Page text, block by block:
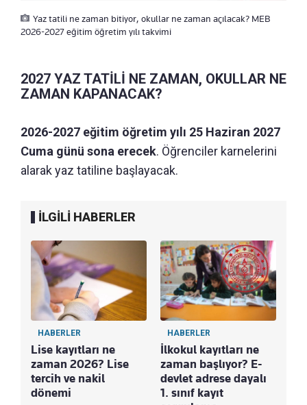
Yaz tatili ne zaman bitiyor, okullar ne zaman açılacak? MEB
2026-2027 eğitim öğretim yılı takvimi
2027 YAZ TATİLİ NE ZAMAN, OKULLAR NE
ZAMAN KAPANACAK?
2026-2027 eğitim öğretim yılı 25 Haziran 2027
Cuma günü sona erecek. Öğrenciler karnelerini
alarak yaz tatiline başlayacak.
İLGİLİ HABERLER
HABERLER
Lise kayıtları ne
zaman 2026? Lise
tercih ve nakil
dönemi
HABERLER
İlkokul kayıtları ne
zaman başlıyor? E-
devlet adrese dayalı
1. sınıf kayıt